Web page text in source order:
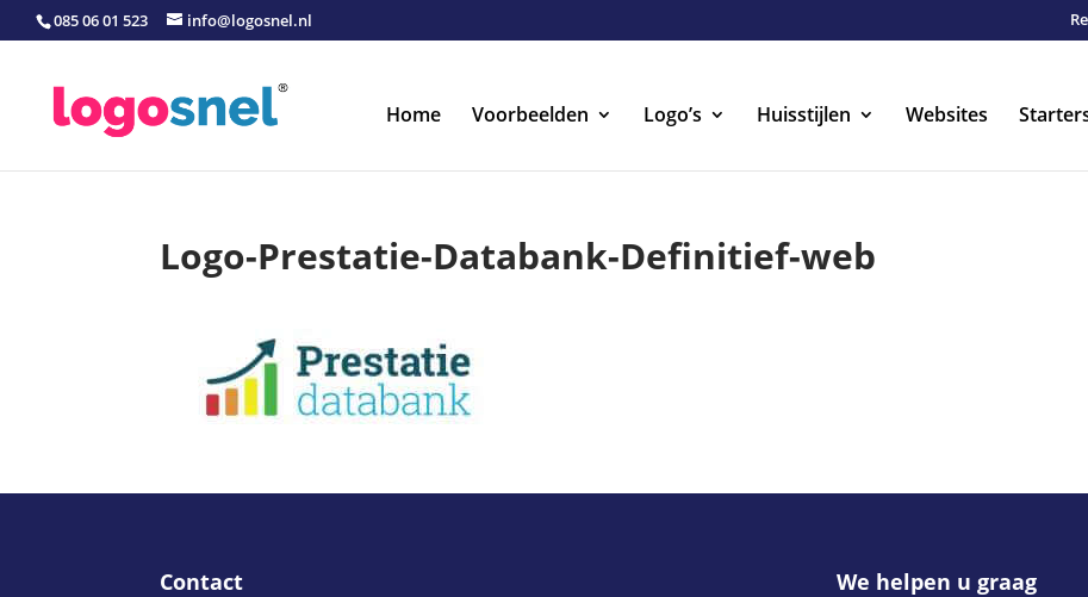
085 06 01 523 info@logosnel.nl
Home Voorbeelden Logo’s Huisstijlen Websites
Logo-Prestatie-Databank-Definitief-web
Contact We helpen u graag